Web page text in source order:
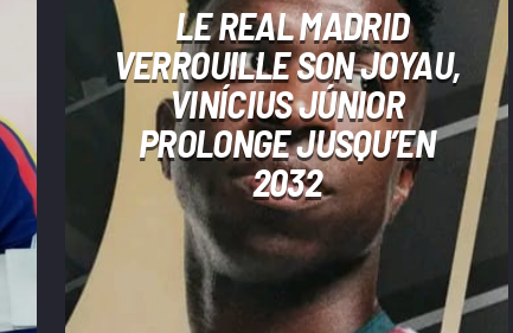
LE REAL MADRID
VERROUILLE SON JOYAU,
VINÍCIUS JÚNIOR
PROLONGE JUSQU’EN
2032